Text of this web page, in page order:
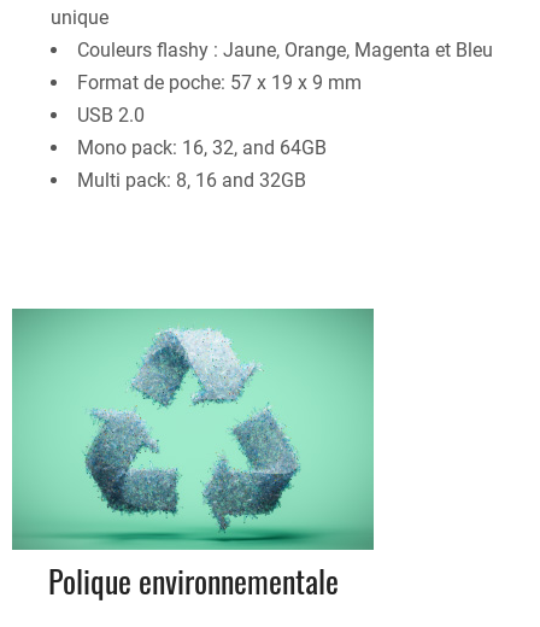
unique
Couleurs flashy : Jaune, Orange, Magenta et Bleu
Format de poche: 57 x 19 x 9 mm
USB 2.0
Mono pack: 16, 32, and 64GB
Multi pack: 8, 16 and 32GB
Polique environnementale